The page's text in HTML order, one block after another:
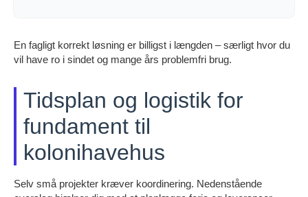
En fagligt korrekt løsning er billigst i længden – særligt hvor du
vil have ro i sindet og mange års problemfri brug.
Tidsplan og logistik for
fundament til
kolonihavehus
Selv små projekter kræver koordinering. Nedenstående